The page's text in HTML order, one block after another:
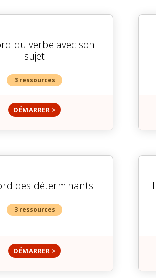
du verbe avec son
sujet
3 ressources
DÉMARRER >
des déterminants
3 ressources
DÉMARRER >